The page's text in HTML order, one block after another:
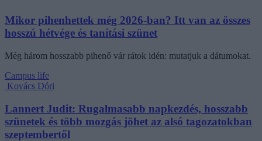
Mikor pihenhettek még 2026-ban? Itt van az összes
hosszú hétvége és tanítási szünet
Még három hosszabb pihenő vár rátok idén: mutatjuk a dátumokat.
Campus life
Kovács Dóri
Lannert Judit: Rugalmasabb napkezdés, hosszabb
szünetek és több mozgás jöhet az alsó tagozatokban
szeptembertől